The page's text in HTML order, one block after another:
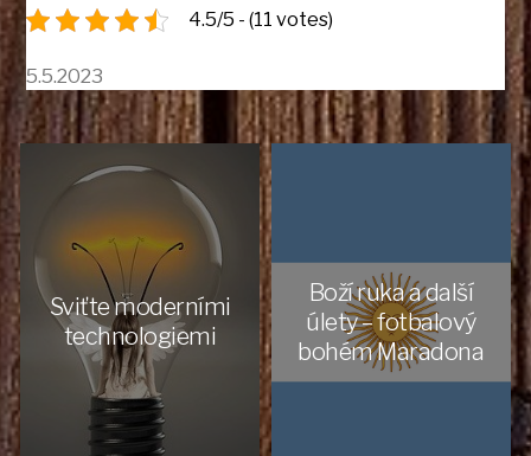
4.5/5 - (11 votes)
5.5.2023
Sviťte moderními
technologiemi
Boží ruka a další
úlety – fotbalový
bohém Maradona